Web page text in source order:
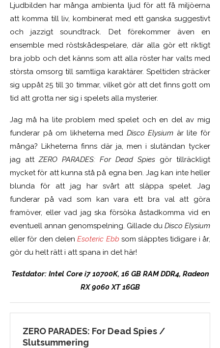
Ljudbilden har många ambienta ljud för att få miljöerna
att komma till liv, kombinerat med ett ganska suggestivt
och jazzigt soundtrack. Det förekommer även en
ensemble med röstskådespelare, där alla gör ett riktigt
bra jobb och det känns som att alla röster har valts med
största omsorg till samtliga karaktärer. Speltiden sträcker
sig uppåt 25 till 30 timmar, vilket gör att det finns gott om
tid att grotta ner sig i spelets alla mysterier.
Jag må ha lite problem med spelet och en del av mig
funderar på om likheterna med Disco Elysium är lite för
många? Likheterna finns där ja, men i slutändan tycker
jag attZERO PARADES: For Dead Spies gör tillräckligt
mycket för att kunna stå på egna ben. Jag kan inte heller
blunda för att jag har svårt att släppa spelet. Jag
funderar på vad som kan vara ett bra val att göra
framöver, eller vad jag ska försöka åstadkomma vid en
eventuell annan genomspelning. Gillade du Disco Elysium
eller för den delenEsoteric Ebb som släpptes tidigare i år,
gör du helt rätt i att spana in det här!
Testdator: Intel Core i7 10700K, 16 GB RAM DDR4, Radeon
RX 9060 XT 16GB
ZERO PARADES: For Dead Spies /
Slutsummering